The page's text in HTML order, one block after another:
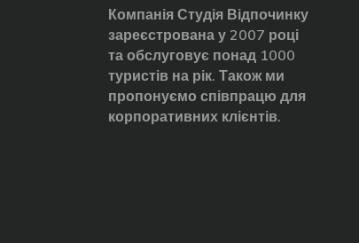
Компанія Студія Відпочинку
зареєстрована у 2007 році
та обслуговує понад 1000
туристів на рік. Також ми
пропонуємо співпрацю для
корпоративних клієнтів.